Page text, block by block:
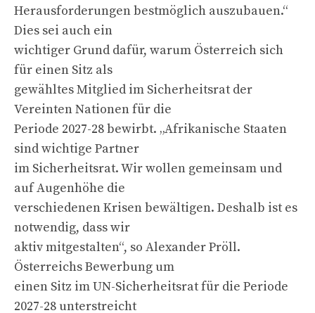
Herausforderungen bestmöglich auszubauen.“
Dies sei auch ein
wichtiger Grund dafür, warum Österreich sich
für einen Sitz als
gewähltes Mitglied im Sicherheitsrat der
Vereinten Nationen für die
Periode 2027-28 bewirbt. „Afrikanische Staaten
sind wichtige Partner
im Sicherheitsrat. Wir wollen gemeinsam und
auf Augenhöhe die
verschiedenen Krisen bewältigen. Deshalb ist es
notwendig, dass wir
aktiv mitgestalten“, so Alexander Pröll.
Österreichs Bewerbung um
einen Sitz im UN-Sicherheitsrat für die Periode
2027-28 unterstreicht